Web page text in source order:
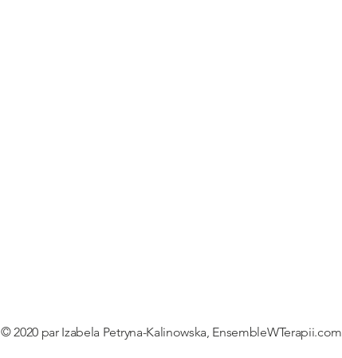
© 2020 par Izabela Petryna-Kalinowska, EnsembleWTerapii.com